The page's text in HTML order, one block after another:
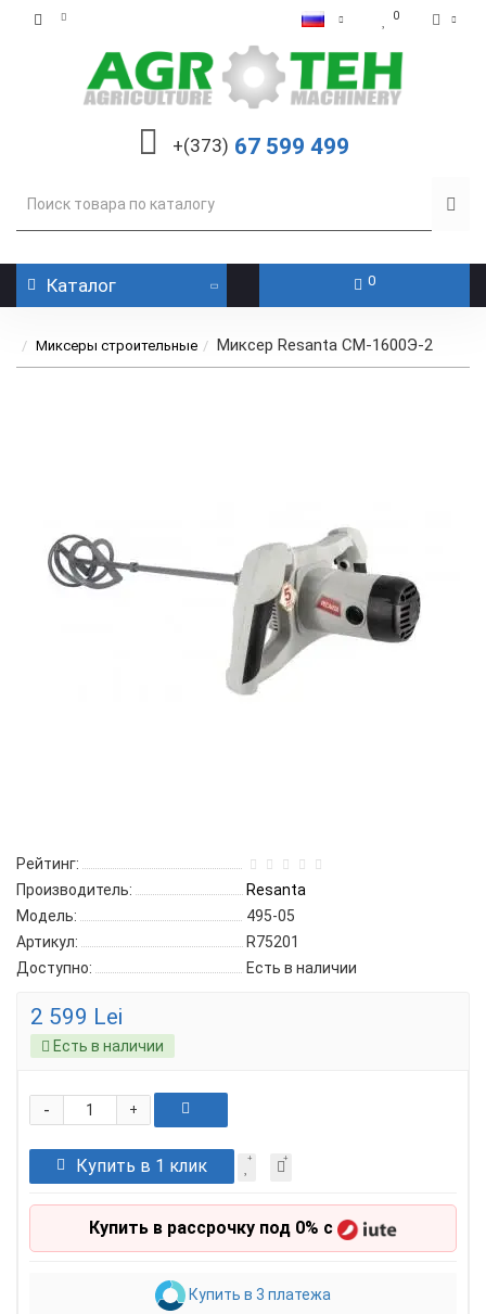
0
+(373) 67 599 499
Каталог 0
Миксеры строительные Миксер Resanta СМ-1600Э-2
Рейтинг:
Производитель:
Resanta
Модель:
495-05
Артикул:
R75201
Доступно:
Есть в наличии
2 599 Lei
Есть в наличии
+
-
Купить в 1 клик
Купить в рассрочку под 0% с
Купить в 3 платежа